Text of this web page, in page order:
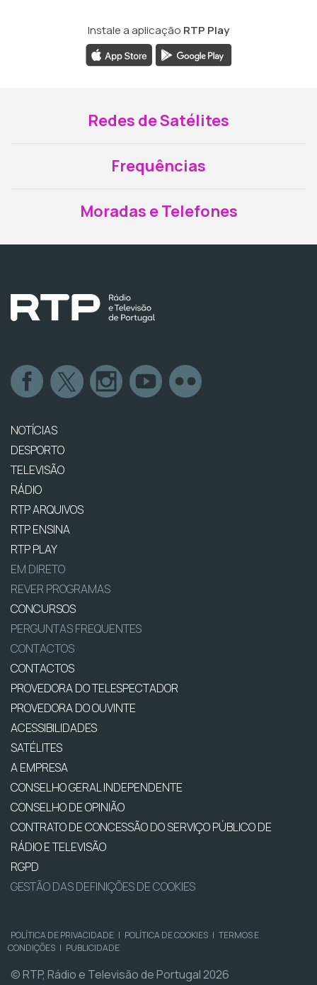
Instale a aplicação RTP Play
Redes de Satélites
Frequências
Moradas e Telefones
NOTÍCIAS
DESPORTO
TELEVISÃO
RÁDIO
RTP ARQUIVOS
RTP ENSINA
RTP PLAY
EM DIRETO
REVER PROGRAMAS
CONCURSOS
PERGUNTAS FREQUENTES
CONTACTOS
CONTACTOS
PROVEDORA DO TELESPECTADOR
PROVEDORA DO OUVINTE
ACESSIBILIDADES
SATÉLITES
A EMPRESA
CONSELHO GERAL INDEPENDENTE
CONSELHO DE OPINIÃO
CONTRATO DE CONCESSÃO DO SERVIÇO PÚBLICO DE
RÁDIO E TELEVISÃO
RGPD
GESTÃO DAS DEFINIÇÕES DE COOKIES
POLÍTICA DE PRIVACIDADE | POLÍTICA DE COOKIES | TERMOS E
CONDIÇÕES | PUBLICIDADE
© RTP, Rádio e Televisão de Portugal 2026